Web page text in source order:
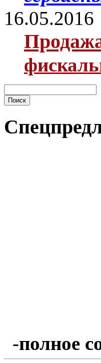
16.05.2016
-полное